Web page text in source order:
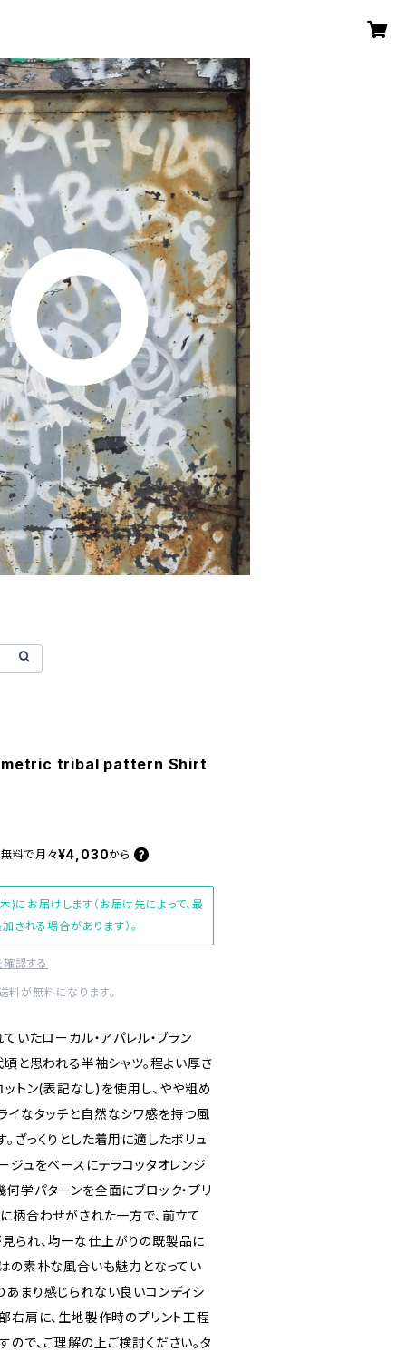
tribal pattern Shirt
料で 月々¥4,030から
お届けします（お届け先によって、最
される場合があります）。
認する
が無料になります。
いたローカル・アパレル・ブラン
思われる半袖シャツ。程よい厚さ
トン(表記なし)を使用し、やや粗め
イなタッチと自然なシワ感を持つ風
ざっくりとした着用に適したボリュ
ジュをベースにテラコッタオレンジ
学パターンを全面にブロック・プリ
柄合わせがされた一方で、前立て
られ、均一な仕上がりの既製品に
の素朴な風合いも魅力となってい
まり感じられない良いコンディシ
右肩に、生地製作時のプリント工程
で、ご理解の上ご検討ください。タ